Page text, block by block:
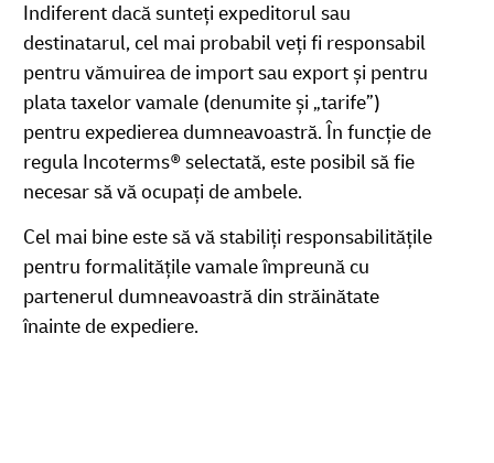
Indiferent dacă sunteți expeditorul sau
destinatarul, cel mai probabil veți fi responsabil
pentru vămuirea de import sau export și pentru
plata taxelor vamale (denumite și „tarife”)
pentru expedierea dumneavoastră. În funcție de
regula Incoterms® selectată, este posibil să fie
necesar să vă ocupați de ambele.
Cel mai bine este să vă stabiliți responsabilitățile
pentru formalitățile vamale împreună cu
partenerul dumneavoastră din străinătate
înainte de expediere.